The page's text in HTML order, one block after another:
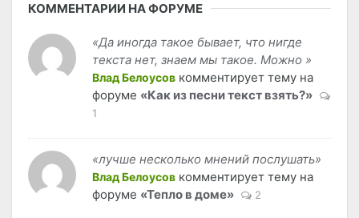
КОММЕНТАРИИ НА ФОРУМЕ
«Да иногда такое бывает, что нигде
текста нет, знаем мы такое. Можно »
Влад Белоусов комментирует тему на
форуме «Как из песни текст взять?»
1
«лучше несколько мнений послушать»
Влад Белоусов комментирует тему на
форуме «Тепло в доме» 2